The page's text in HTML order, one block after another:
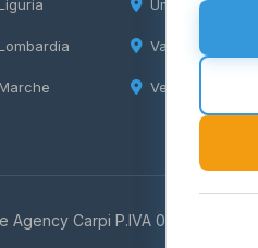
Liguria
Lombardia
Marche
Umbria
Valle d'Aosta
Veneto
Agency Carpi P.IVA 03859300364